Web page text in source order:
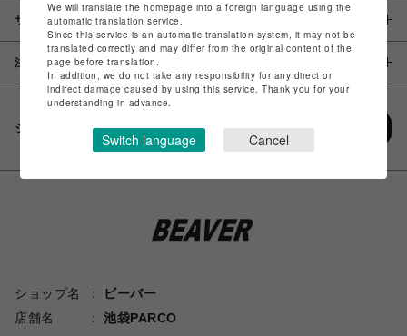
サイズ
注意事項
シェアする
ショップ名
ビーバー
店舗名
池袋PARCO
We will translate the homepage into a foreign language using the
automatic translation service.
Since this service is an automatic translation system, it may not be
translated correctly and may differ from the original content of the
page before translation.
In addition, we do not take any responsibility for any direct or
indirect damage caused by using this service. Thank you for your
understanding in advance.
Switch language Cancel